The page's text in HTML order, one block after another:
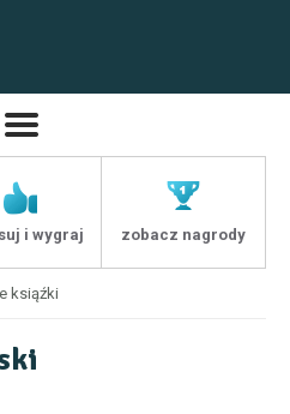
i wygraj zobacz nagrody
ksiąźki